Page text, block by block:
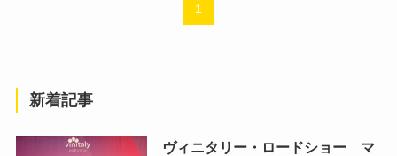
1
新着記事
ヴィニタリー・ロードショー マ